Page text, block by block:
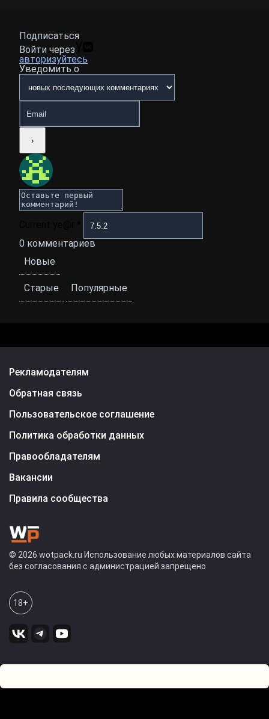
Подписаться
Войти через
авторизуйтесь
Уведомить о
0 комментариев
Новые
Старые Популярные
Рекламодателям
Обратная связь
Пользовательское соглашение
Политика обработки данных
Правообладателям
Вакансии
Правила сообщества
© 2026 wotpack.ru Использование любых материалов сайта
без согласования с администрацией запрещено
18+